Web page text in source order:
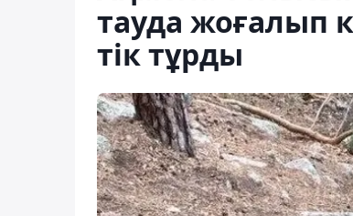
тауда жоғалып
тік тұрды